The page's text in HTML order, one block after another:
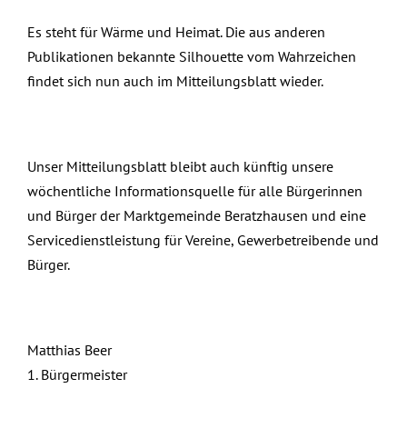
Es steht für Wärme und Heimat. Die aus anderen
Publikationen bekannte Silhouette vom Wahrzeichen
findet sich nun auch im Mitteilungsblatt wieder.
Unser Mitteilungsblatt bleibt auch künftig unsere
wöchentliche Informationsquelle für alle Bürgerinnen
und Bürger der Marktgemeinde Beratzhausen und eine
Servicedienstleistung für Vereine, Gewerbetreibende und
Bürger.
Matthias Beer
1. Bürgermeister